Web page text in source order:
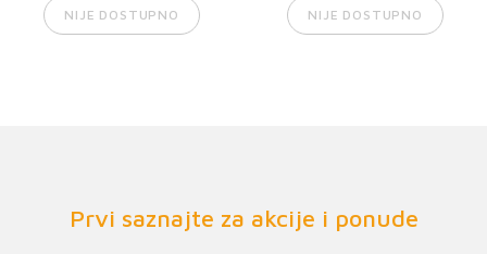
NIJE DOSTUPNO NIJE DOSTUPNO
Prvi saznajte za akcije i ponude